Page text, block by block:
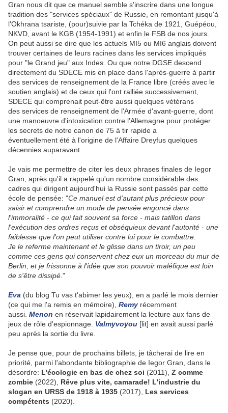
Gran nous dit que ce manuel semble s'inscrire dans une longue
tradition des "services spéciaux" de Russie, en remontant jusqu'à
l'Okhrana tsariste, (pour)suivie par la Tchéka de 1921, Guépéou,
NKVD, avant le KGB (1954-1991) et enfin le FSB de nos jours.
On peut aussi se dire que les actuels MI5 ou MI6 anglais doivent
trouver certaines de leurs racines dans les services impliqués
pour "le Grand jeu" aux Indes. Ou que notre DGSE descend
directement du SDECE mis en place dans l'après-guerre à partir
des services de renseignement de la France libre (créés avec le
soutien anglais) et de ceux qui l'ont ralliée successivement,
SDECE qui comprenait peut-être aussi quelques vétérans
des services de renseignement de l'Armée d'avant-guerre, dont
une manoeuvre d'intoxication contre l'Allemagne pour protéger
les secrets de notre canon de 75 à tir rapide a
éventuellement été à l'origine de l'Affaire Dreyfus quelques
décennies auparavant.
Je vais me permettre de citer les deux phrases finales de Iegor
Gran, après qu'il a rappelé qu'un nombre considérable des
cadres qui dirigent aujourd'hui la Russie sont passés par cette
école de pensée: "Ce manuel est d'autant plus précieux pour
saisir et comprendre un mode de pensée engoncé dans
l'immoralité - ce qui fait souvent sa force - mais tatillon dans
l'exécution des ordres reçus et obséquieux devant l'autorité - une
faiblesse que l'on peut utiliser contre lui pour le combattre.
Je le referme maintenant et le glisse dans un tiroir, un peu
comme ces gens qui conservent chez eux un morceau du mur de
Berlin, et je frissonne à l'idée que son pouvoir maléfique est loin
de s'être dissipé ."
Eva (du blog Tu vas t'abimer les yeux), en a parlé le mois dernier
(ce qui me l'a remis en mémoire), Remy récemment
aussi. Menon en réservait lapidairement la lecture aux fans de
jeux de rôle d'espionnage. Valmyvoyou [lit] en avait aussi parlé
peu après la sortie du livre.
Je pense que, pour de prochains billets, je tâcherai de lire en
priorité, parmi l'abondante bibliographie de Iegor Gran, dans le
désordre: L'écologie en bas de chez soi (2011), Z comme
zombie (2022), Rêve plus vite, camarade! L'industrie du
slogan en URSS de 1918 à 1935 (2017), Les services
compétents (2020).